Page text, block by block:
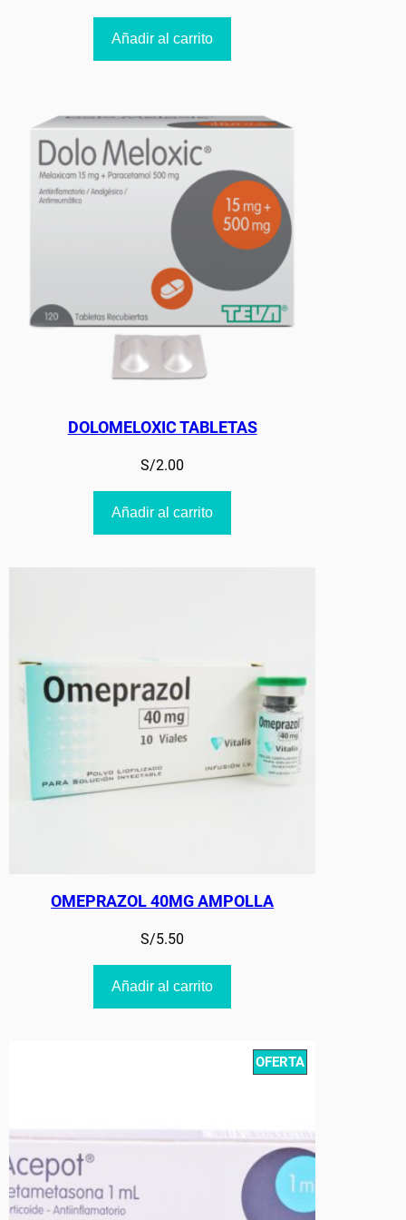
Añadir al carrito
DOLOMELOXIC TABLETAS
S/2.00
Añadir al carrito
OMEPRAZOL 40MG AMPOLLA
S/5.50
Añadir al carrito
OFERTAPRODUCT